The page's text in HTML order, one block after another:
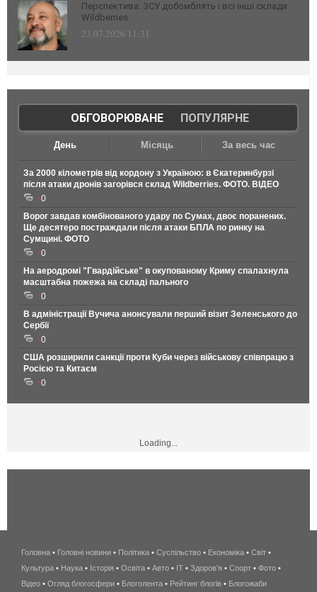
Перспектива: ЗСУ добомблять і всі інші склади
Wildberries
23.07.2026 11:31
ОБГОВОРЮВАНЕ| ПОПУЛЯРНЕ
День Місяць За весь час
За 2000 кілометрів від кордону з Україною: в Єкатеринбурзі
після атаки дронів загорівся склад Wildberries. ФОТО. ВІДЕО
0
Ворог завдав комбінованого удару по Сумах, двоє поранених.
Ще десятеро постраждали після атаки БПЛА по ринку на
Сумщині. ФОТО
0
На аеродромі "Гвардійське" в окупованому Криму спалахнула
масштабна пожежа на складі пального
0
В адміністрації Вучича анонсували перший візит Зеленського до
Сербії
0
США розширили санкції проти Куби через військову співпрацю з
Росією та Китаєм
0
Loading...
беспроводной
интернет
киев
Головна • Головні новини • Політика • Суспільство • Економіка • Світ •
Культура • Наука • Історія • Освіта • Авто • IT • Здоров'я • Спорт • Фото •
Відео • Огляд блогосфери • Блоголента • Рейтинг блогів • Блогожаби